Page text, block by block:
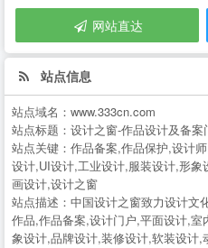
网站直达
站点信息
站点域名： www.333cn.com
站点标题： 设计之窗-作品设计及备案
站点关键： 作品备案,作品保护,设计
设计,UI设计,工业设计,服装设计,形
画设计,设计之窗
站点描述： 中国设计之窗致力设计文
作品,作品备案,设计门户,平面设计,
象设计,品牌设计,装修设计,软装设计,